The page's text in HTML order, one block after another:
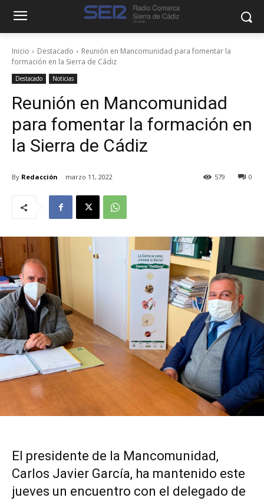
Inicio Destacado
Reunión en Mancomunidad para fomentar la
formación en la Sierra de Cádiz
Destacado Noticias
Reunión en Mancomunidad
para fomentar la formación en
la Sierra de Cádiz
By Redacción marzo 11, 2022 0
579
El presidente de la Mancomunidad,
Carlos Javier García, ha mantenido este
jueves un encuentro con el delegado de